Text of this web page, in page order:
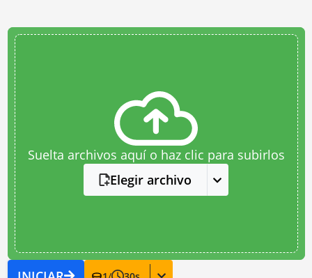
Suelta archivos aquí o haz clic para subirlos
Elegir archivo